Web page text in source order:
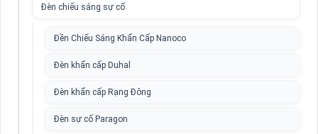
Đèn chiếu sáng sự cố
Đền Chiếu Sáng Khẩn Cấp Nanoco
Đèn khẩn cấp Duhal
Đèn khẩn cấp Rạng Đông
Đèn sự cố Paragon